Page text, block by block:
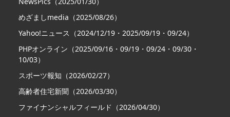
めざましmedia（2025/08/26）
Yahoo!ニュース（2024/12/19・2025/09/19・09/24）
PHPオンライン（2025/09/16・09/19・09/24・09/30・
10/03）
スポーツ報知（2026/02/27）
高齢者住宅新聞（2026/03/30）
ファイナンシャルフィールド（2026/04/30）